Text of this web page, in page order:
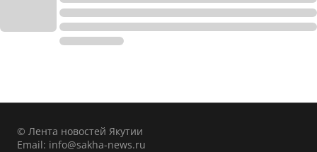
© Лента новостей Якутии
Email: info@sakha-news.ru